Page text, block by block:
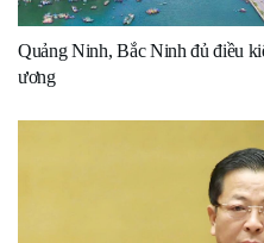
Quảng Ninh, Bắc Ninh đủ điều
ương